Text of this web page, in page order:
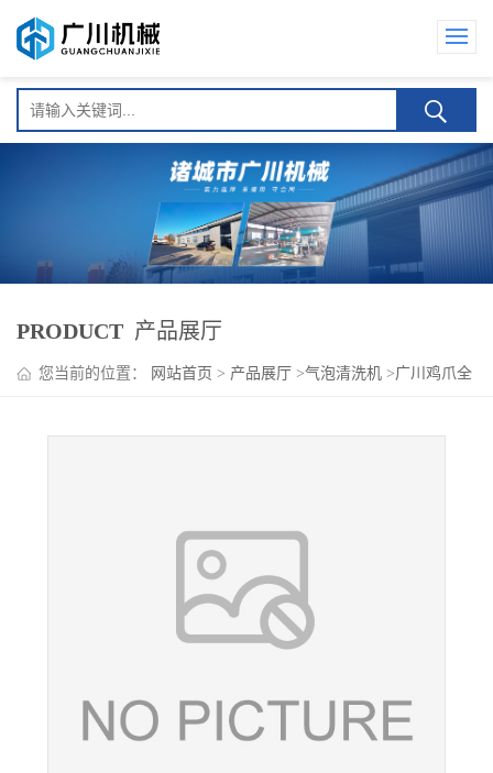
PRODUCT 产品展厅
您当前的位置： 网站首页 > 产品展厅 >气泡清洗机 >广川鸡爪全